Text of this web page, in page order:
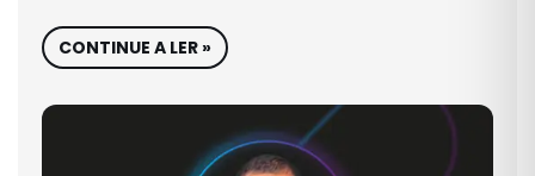
CONTINUE A LER »